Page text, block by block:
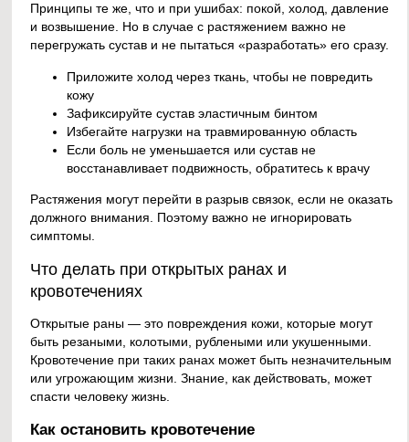
Принципы те же, что и при ушибах: покой, холод, давление
и возвышение. Но в случае с растяжением важно не
перегружать сустав и не пытаться «разработать» его сразу.
Приложите холод через ткань, чтобы не повредить
кожу
Зафиксируйте сустав эластичным бинтом
Избегайте нагрузки на травмированную область
Если боль не уменьшается или сустав не
восстанавливает подвижность, обратитесь к врачу
Растяжения могут перейти в разрыв связок, если не оказать
должного внимания. Поэтому важно не игнорировать
симптомы.
Что делать при открытых ранах и
кровотечениях
Открытые раны — это повреждения кожи, которые могут
быть резаными, колотыми, рублеными или укушенными.
Кровотечение при таких ранах может быть незначительным
или угрожающим жизни. Знание, как действовать, может
спасти человеку жизнь.
Как остановить кровотечение